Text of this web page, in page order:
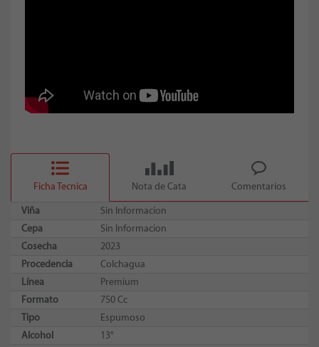
Ficha Tecnica Nota de Cata Comentarios
Viña
Sin Informacion
Cepa
Sin Informacion
Cosecha
2023
Procedencia
Colchagua
Línea
Premium
Formato
750 Cc
Tipo
Espumoso
Alcohol
13°